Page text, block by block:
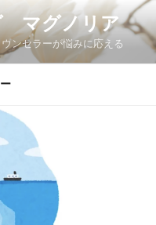
マグノリア
ンセラーが悩みに応える